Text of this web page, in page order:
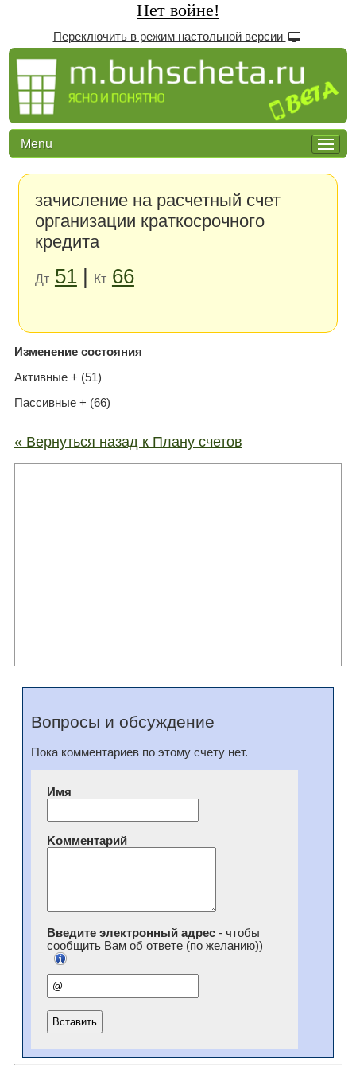
Нет войне!
Переключить в режим настольной версии
Menu
зачисление на расчетный счет
организации краткосрочного
кредита
Дт 51| Кт 66
Изменение состояния
Активные + (51)
Пассивные + (66)
« Вернуться назад к Плану счетов
Вопросы и обсуждение
Пока комментариев по этому счету нет.
Имя
Kомментарий
Введите электронный адрес- чтобы
сообщить Вам об ответе (по желанию))